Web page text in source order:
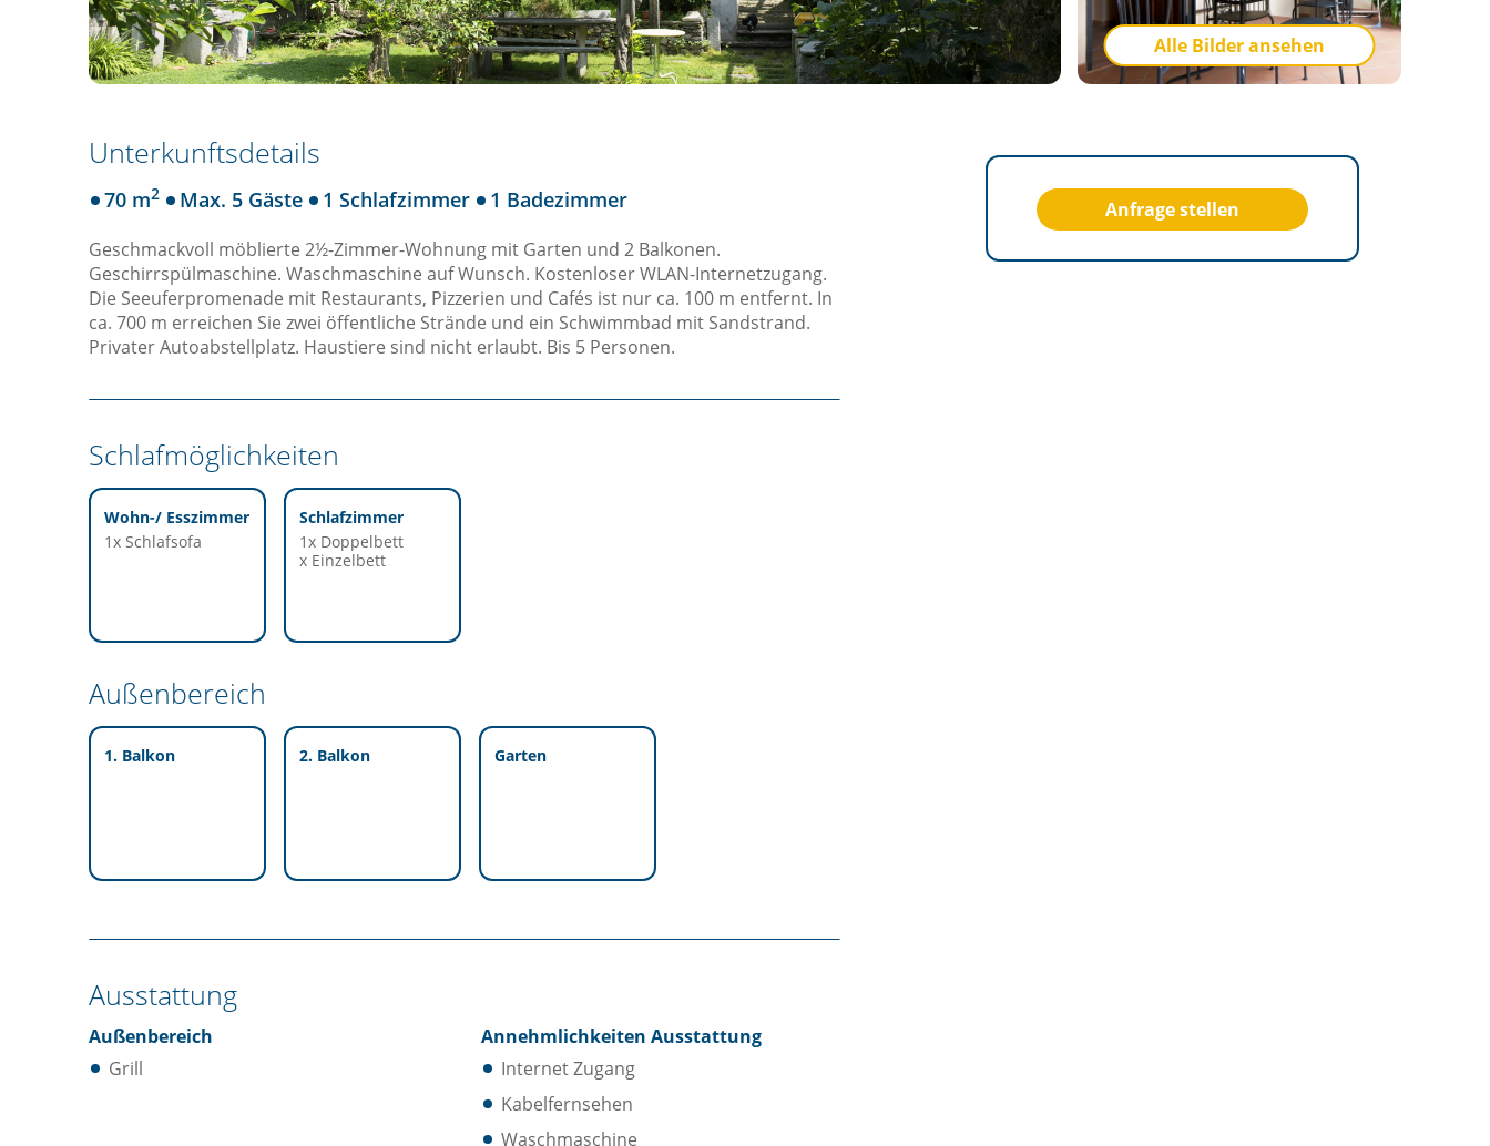
Alle Bilder ansehen
Unterkunftsdetails
70 m2 Max. 5 Gäste 1 Schlafzimmer 1 Badezimmer
Geschmackvoll möblierte 2½-Zimmer-Wohnung mit Garten und 2 Balkonen.
Geschirrspülmaschine. Waschmaschine auf Wunsch. Kostenloser WLAN-Internetzugang.
Die Seeuferpromenade mit Restaurants, Pizzerien und Cafés ist nur ca. 100 m entfernt. In
ca. 700 m erreichen Sie zwei öffentliche Strände und ein Schwimmbad mit Sandstrand.
Privater Autoabstellplatz. Haustiere sind nicht erlaubt. Bis 5 Personen.
Schlafmöglichkeiten
Wohn-/ Esszimmer
1x Schlafsofa
Schlafzimmer
1x Doppelbett
x Einzelbett
Außenbereich
1. Balkon 2. Balkon Garten
Ausstattung
Außenbereich
Grill
Annehmlichkeiten Ausstattung
Internet Zugang
Kabelfernsehen
Waschmaschine
Anfrage stellen